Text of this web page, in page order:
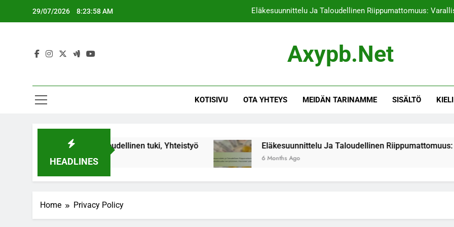
29/07/2026 8:23:59 AM Eläkesuunnittelu Ja Taloudellinen Riippumattomuus:
Eläkesuunnittelu Ja Eläkeoikeudet:
Eläkesuunnittelu Ja Taloudellinen Riippumattomuus:
Eläkesuunnittelu Ja Eläkeoikeudet:
Axypb.net
KOTISIVU OTA YHTEYS MEIDÄN TARINAMME SISÄLTÖ KIELI
HEADLINES
Perhesuhteet, Taloudellinen tuki, Yhteistyö Eläkesuunnittelu Ja Taloudellinen Riippumattomuus:
6 Months Ago
Home Privacy Policy